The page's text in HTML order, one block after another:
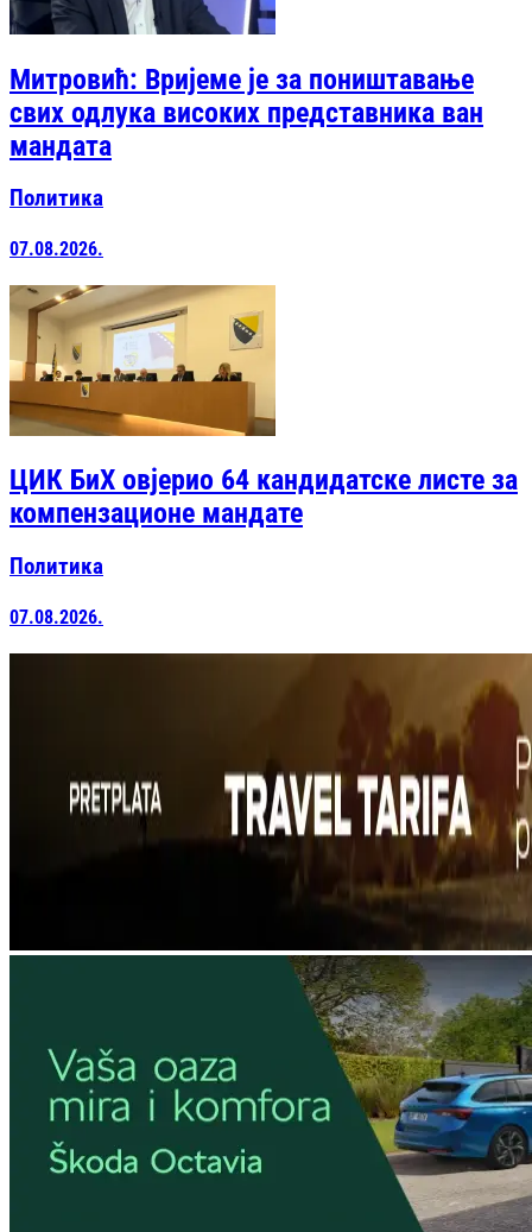
Митровић: Вријеме је за поништавање
свих одлука високих представника ван
мандата
Политика
07.08.2026.
ЦИК БиХ овјерио 64 кандидатске листе за
компензационе мандате
Политика
07.08.2026.